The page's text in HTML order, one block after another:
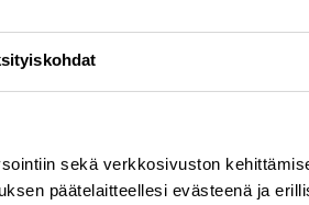
sekä verkkosivuston
päätelaitteellesi evästeenä ja